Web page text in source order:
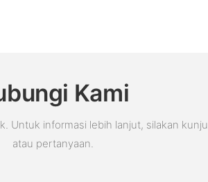
Kami
informasi lebih lanjut, silakan
atau pertanyaan.